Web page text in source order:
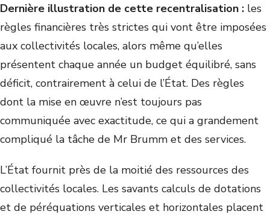
Dernière illustration de cette recentralisation : les
règles financières très strictes qui vont être imposées
aux collectivités locales, alors même qu’elles
présentent chaque année un budget équilibré, sans
déficit, contrairement à celui de l’État. Des règles
dont la mise en œuvre n’est toujours pas
communiquée avec exactitude, ce qui a grandement
compliqué la tâche de Mr Brumm et des services.
L’État fournit près de la moitié des ressources des
collectivités locales. Les savants calculs de dotations
et de péréquations verticales et horizontales placent